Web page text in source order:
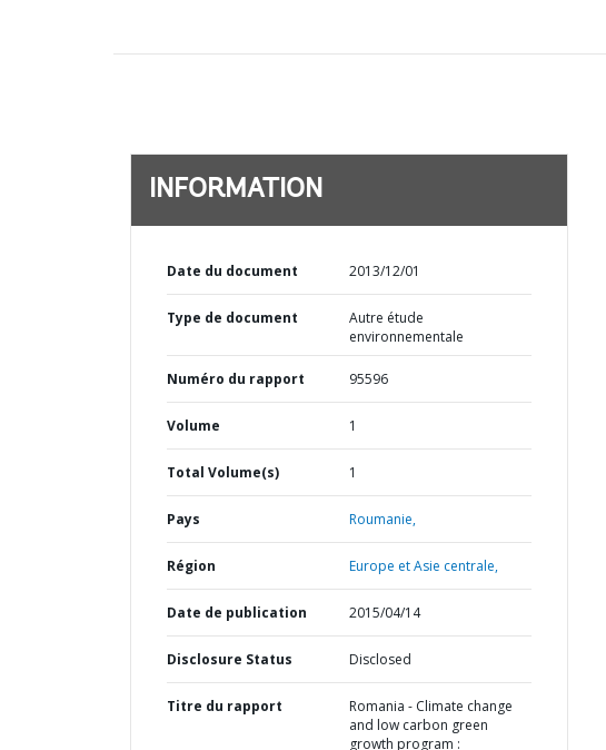
INFORMATION
Date du document 2013/12/01
Type de document
Autre étude
environnementale
Numéro du rapport 95596
Volume 1
Total Volume(s) 1
Pays Roumanie,
Région Europe et Asie centrale,
Date de publication 2015/04/14
Disclosure Status Disclosed
Titre du rapport
Romania - Climate change
and low carbon green
growth program :